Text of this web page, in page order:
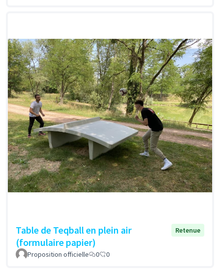
Table de Teqball en plein air
(formulaire papier)
Retenue
Proposition officielle 0 0